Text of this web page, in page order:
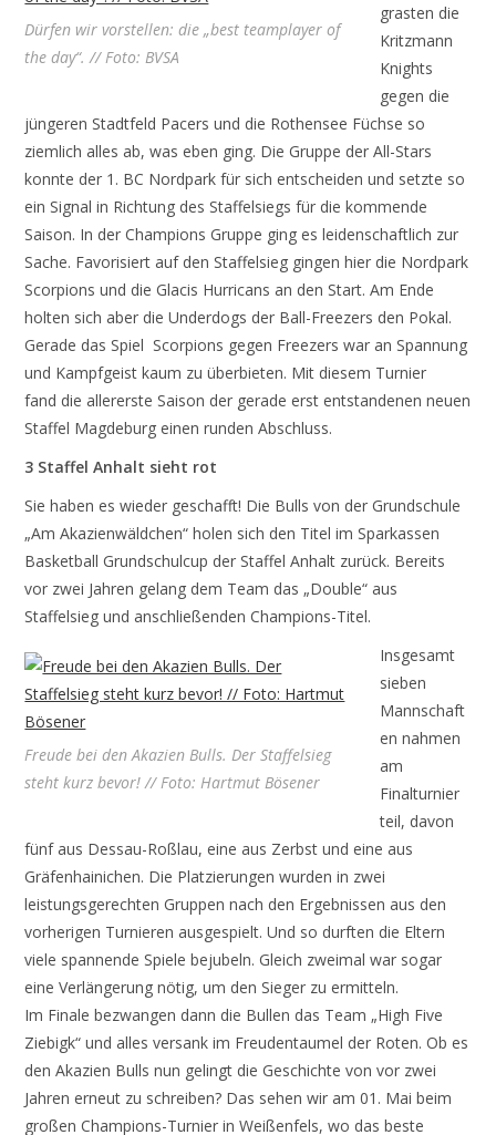
Dürfen wir vorstellen: die „best teamplayer of
the day“. // Foto: BVSA
grasten die
Kritzmann
Knights
gegen die
jüngeren Stadtfeld Pacers und die Rothensee Füchse so
ziemlich alles ab, was eben ging. Die Gruppe der All-Stars
konnte der 1. BC Nordpark für sich entscheiden und setzte so
ein Signal in Richtung des Staffelsiegs für die kommende
Saison. In der Champions Gruppe ging es leidenschaftlich zur
Sache. Favorisiert auf den Staffelsieg gingen hier die Nordpark
Scorpions und die Glacis Hurricans an den Start. Am Ende
holten sich aber die Underdogs der Ball-Freezers den Pokal.
Gerade das Spiel Scorpions gegen Freezers war an Spannung
und Kampfgeist kaum zu überbieten. Mit diesem Turnier
fand die allererste Saison der gerade erst entstandenen neuen
Staffel Magdeburg einen runden Abschluss.
3 Staffel Anhalt sieht rot
Sie haben es wieder geschafft! Die Bulls von der Grundschule
„Am Akazienwäldchen“ holen sich den Titel im Sparkassen
Basketball Grundschulcup der Staffel Anhalt zurück. Bereits
vor zwei Jahren gelang dem Team das „Double“ aus
Staffelsieg und anschließenden Champions-Titel.
Freude bei den Akazien Bulls. Der Staffelsieg
steht kurz bevor! // Foto: Hartmut Bösener
Insgesamt
sieben
Mannschaft
en nahmen
am
Finalturnier
teil, davon
fünf aus Dessau-Roßlau, eine aus Zerbst und eine aus
Gräfenhainichen. Die Platzierungen wurden in zwei
leistungsgerechten Gruppen nach den Ergebnissen aus den
vorherigen Turnieren ausgespielt. Und so durften die Eltern
viele spannende Spiele bejubeln. Gleich zweimal war sogar
eine Verlängerung nötig, um den Sieger zu ermitteln.
Im Finale bezwangen dann die Bullen das Team „High Five
Ziebigk“ und alles versank im Freudentaumel der Roten. Ob es
den Akazien Bulls nun gelingt die Geschichte von vor zwei
Jahren erneut zu schreiben? Das sehen wir am 01. Mai beim
großen Champions-Turnier in Weißenfels, wo das beste